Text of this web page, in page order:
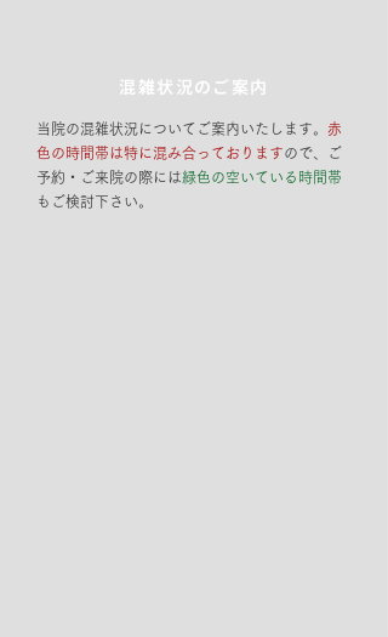
混雑状況のご案内
当院の混雑状況についてご案内いたします。 赤
色の時間帯は特に混み合っておりますので、ご
予約・ご来院の際には緑色の空いている時間帯
もご検討下さい。